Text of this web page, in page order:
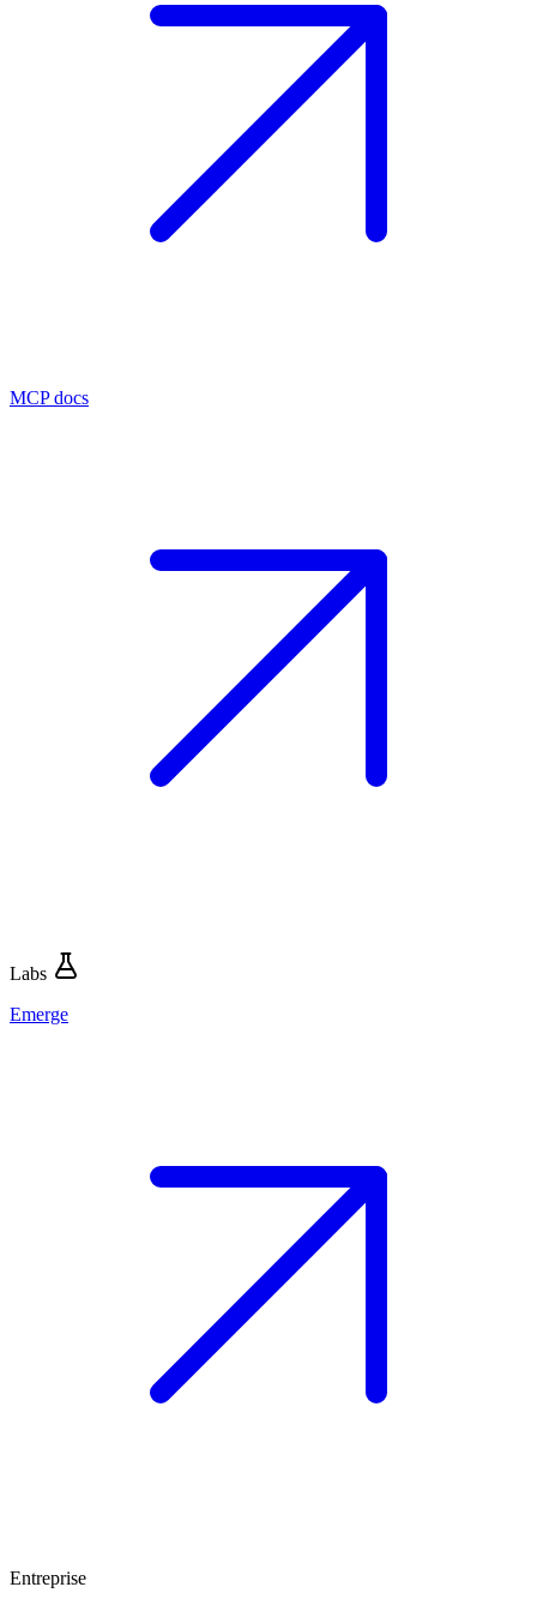
MCP docs
Labs
Emerge
Entreprise